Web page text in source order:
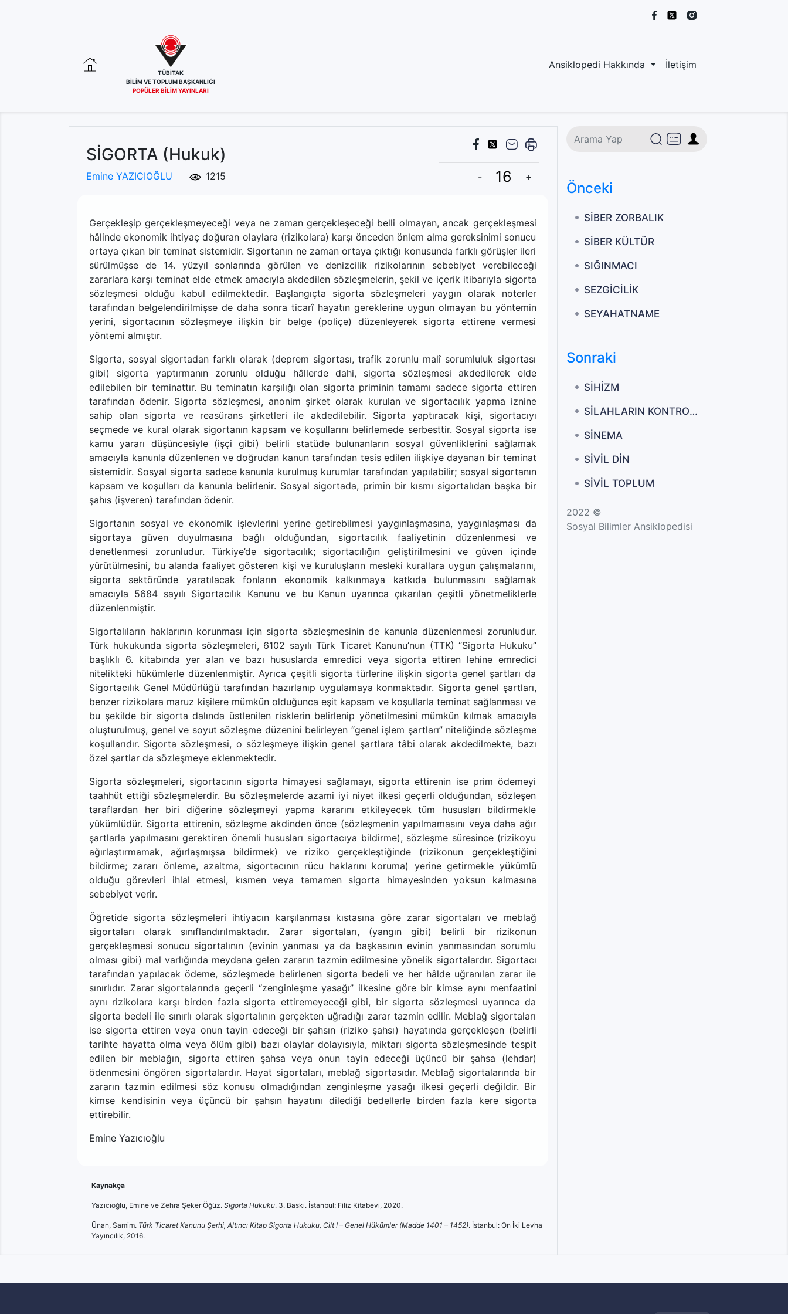
TÜBİTAK
BİLİM VE TOPLUM BAŞKANLIĞI
POPÜLER BİLİM YAYINLARI
Ansiklopedi Hakkında İletişim
SİGORTA (Hukuk)
Emine YAZICIOĞLU 1215 - +
Gerçekleşip gerçekleşmeyeceği veya ne zaman gerçekleşeceği belli olmayan, ancak gerçekleşmesi
hâlinde ekonomik ihtiyaç doğuran olaylara (rizikolara) karşı önceden önlem alma gereksinimi sonucu
ortaya çıkan bir teminat sistemidir. Sigortanın ne zaman ortaya çıktığı konusunda farklı görüşler ileri
sürülmüşse de 14. yüzyıl sonlarında görülen ve denizcilik rizikolarının sebebiyet verebileceği
zararlara karşı teminat elde etmek amacıyla akdedilen sözleşmelerin, şekil ve içerik itibarıyla sigorta
sözleşmesi olduğu kabul edilmektedir. Başlangıçta sigorta sözleşmeleri yaygın olarak noterler
tarafından belgelendirilmişse de daha sonra ticarî hayatın gereklerine uygun olmayan bu yöntemin
yerini, sigortacının sözleşmeye ilişkin bir belge (poliçe) düzenleyerek sigorta ettirene vermesi
yöntemi almıştır.
Sigorta, sosyal sigortadan farklı olarak (deprem sigortası, trafik zorunlu malî sorumluluk sigortası
gibi) sigorta yaptırmanın zorunlu olduğu hâllerde dahi, sigorta sözleşmesi akdedilerek elde
edilebilen bir teminattır. Bu teminatın karşılığı olan sigorta priminin tamamı sadece sigorta ettiren
tarafından ödenir. Sigorta sözleşmesi, anonim şirket olarak kurulan ve sigortacılık yapma iznine
sahip olan sigorta ve reasürans şirketleri ile akdedilebilir. Sigorta yaptıracak kişi, sigortacıyı
seçmede ve kural olarak sigortanın kapsam ve koşullarını belirlemede serbesttir. Sosyal sigorta ise
kamu yararı düşüncesiyle (işçi gibi) belirli statüde bulunanların sosyal güvenliklerini sağlamak
amacıyla kanunla düzenlenen ve doğrudan kanun tarafından tesis edilen ilişkiye dayanan bir teminat
sistemidir. Sosyal sigorta sadece kanunla kurulmuş kurumlar tarafından yapılabilir; sosyal sigortanın
kapsam ve koşulları da kanunla belirlenir. Sosyal sigortada, primin bir kısmı sigortalıdan başka bir
şahıs (işveren) tarafından ödenir.
Sigortanın sosyal ve ekonomik işlevlerini yerine getirebilmesi yaygınlaşmasına, yaygınlaşması da
sigortaya güven duyulmasına bağlı olduğundan, sigortacılık faaliyetinin düzenlenmesi ve
denetlenmesi zorunludur. Türkiye’de sigortacılık; sigortacılığın geliştirilmesini ve güven içinde
yürütülmesini, bu alanda faaliyet gösteren kişi ve kuruluşların mesleki kurallara uygun çalışmalarını,
sigorta sektöründe yaratılacak fonların ekonomik kalkınmaya katkıda bulunmasını sağlamak
amacıyla 5684 sayılı Sigortacılık Kanunu ve bu Kanun uyarınca çıkarılan çeşitli yönetmeliklerle
düzenlenmiştir.
Sigortalıların haklarının korunması için sigorta sözleşmesinin de kanunla düzenlenmesi zorunludur.
Türk hukukunda sigorta sözleşmeleri, 6102 sayılı Türk Ticaret Kanunu’nun (TTK) “Sigorta Hukuku”
başlıklı 6. kitabında yer alan ve bazı hususlarda emredici veya sigorta ettiren lehine emredici
nitelikteki hükümlerle düzenlenmiştir. Ayrıca çeşitli sigorta türlerine ilişkin sigorta genel şartları da
Sigortacılık Genel Müdürlüğü tarafından hazırlanıp uygulamaya konmaktadır. Sigorta genel şartları,
benzer rizikolara maruz kişilere mümkün olduğunca eşit kapsam ve koşullarla teminat sağlanması ve
bu şekilde bir sigorta dalında üstlenilen risklerin belirlenip yönetilmesini mümkün kılmak amacıyla
oluşturulmuş, genel ve soyut sözleşme düzenini belirleyen “genel işlem şartları” niteliğinde sözleşme
koşullarıdır. Sigorta sözleşmesi, o sözleşmeye ilişkin genel şartlara tâbi olarak akdedilmekte, bazı
özel şartlar da sözleşmeye eklenmektedir.
Sigorta sözleşmeleri, sigortacının sigorta himayesi sağlamayı, sigorta ettirenin ise prim ödemeyi
taahhüt ettiği sözleşmelerdir. Bu sözleşmelerde azami iyi niyet ilkesi geçerli olduğundan, sözleşen
taraflardan her biri diğerine sözleşmeyi yapma kararını etkileyecek tüm hususları bildirmekle
yükümlüdür. Sigorta ettirenin, sözleşme akdinden önce (sözleşmenin yapılmamasını veya daha ağır
şartlarla yapılmasını gerektiren önemli hususları sigortacıya bildirme), sözleşme süresince (rizikoyu
ağırlaştırmamak, ağırlaşmışsa bildirmek) ve riziko gerçekleştiğinde (rizikonun gerçekleştiğini
bildirme; zararı önleme, azaltma, sigortacının rücu haklarını koruma) yerine getirmekle yükümlü
olduğu görevleri ihlal etmesi, kısmen veya tamamen sigorta himayesinden yoksun kalmasına
sebebiyet verir.
Öğretide sigorta sözleşmeleri ihtiyacın karşılanması kıstasına göre zarar sigortaları ve meblağ
sigortaları olarak sınıflandırılmaktadır. Zarar sigortaları, (yangın gibi) belirli bir rizikonun
gerçekleşmesi sonucu sigortalının (evinin yanması ya da başkasının evinin yanmasından sorumlu
olması gibi) mal varlığında meydana gelen zararın tazmin edilmesine yönelik sigortalardır. Sigortacı
tarafından yapılacak ödeme, sözleşmede belirlenen sigorta bedeli ve her hâlde uğranılan zarar ile
sınırlıdır. Zarar sigortalarında geçerli “zenginleşme yasağı” ilkesine göre bir kimse aynı menfaatini
aynı rizikolara karşı birden fazla sigorta ettiremeyeceği gibi, bir sigorta sözleşmesi uyarınca da
sigorta bedeli ile sınırlı olarak sigortalının gerçekten uğradığı zarar tazmin edilir. Meblağ sigortaları
ise sigorta ettiren veya onun tayin edeceği bir şahsın (riziko şahsı) hayatında gerçekleşen (belirli
tarihte hayatta olma veya ölüm gibi) bazı olaylar dolayısıyla, miktarı sigorta sözleşmesinde tespit
edilen bir meblağın, sigorta ettiren şahsa veya onun tayin edeceği üçüncü bir şahsa (lehdar)
ödenmesini öngören sigortalardır. Hayat sigortaları, meblağ sigortasıdır. Meblağ sigortalarında bir
zararın tazmin edilmesi söz konusu olmadığından zenginleşme yasağı ilkesi geçerli değildir. Bir
kimse kendisinin veya üçüncü bir şahsın hayatını dilediği bedellerle birden fazla kere sigorta
ettirebilir.
Emine Yazıcıoğlu
Kaynakça
Yazıcıoğlu, Emine ve Zehra Şeker Öğüz. Sigorta Hukuku. 3. Baskı. İstanbul: Filiz Kitabevi, 2020.
Ünan, Samim. Türk Ticaret Kanunu Şerhi, Altıncı Kitap Sigorta Hukuku, Cilt I – Genel Hükümler (Madde 1401 – 1452). İstanbul: On İki Levha
Yayıncılık, 2016.
Önceki
SİBER ZORBALIK
SİBER KÜLTÜR
SIĞINMACI
SEZGİCİLİK
SEYAHATNAME
Sonraki
SİHİZM
SİLAHLARIN KONTROLÜ
SİNEMA
SİVİL DİN
SİVİL TOPLUM
2022 ©
Sosyal Bilimler Ansiklopedisi